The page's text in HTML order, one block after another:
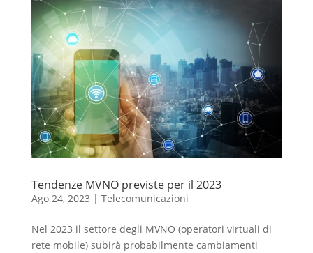
Tendenze MVNO previste per il 2023
Ago 24, 2023 | Telecomunicazioni
Nel 2023 il settore degli MVNO (operatori virtuali di
rete mobile) subirà probabilmente cambiamenti